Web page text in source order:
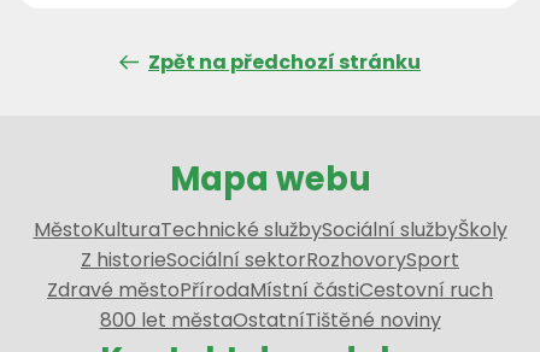
Zpět na předchozí stránku
Mapa webu
MěstoKulturaTechnické službySociální službyŠkoly
Z historieSociální sektorRozhovorySport
Zdravé městoPřírodaMístní částiCestovní ruch
800 let městaOstatníTištěné noviny